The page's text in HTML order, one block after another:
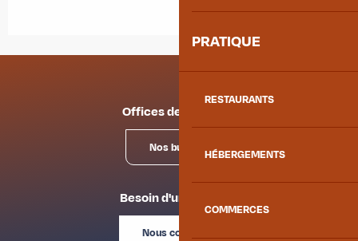
PRATIQUE
RESTAURANTS
HÉBERGEMENTS
COMMERCES
Offices de tourisme
Nos bureaux
Besoin d'un conseil ?
Nous contacter